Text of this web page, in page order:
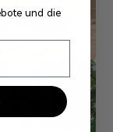
und die